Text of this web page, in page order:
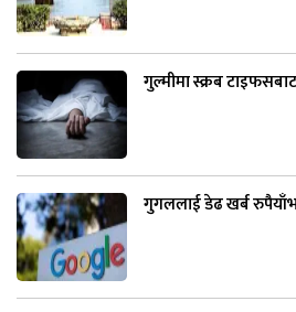
गुल्मीमा स्क्रब
गुगललाई डेढ खर्ब